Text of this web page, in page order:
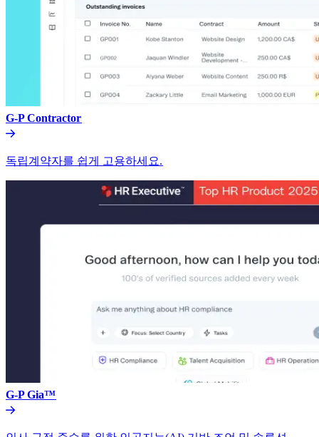
G-P Contractor​​
독립계약자를 쉽게 고용하세요.​​
G-P Gia™​​